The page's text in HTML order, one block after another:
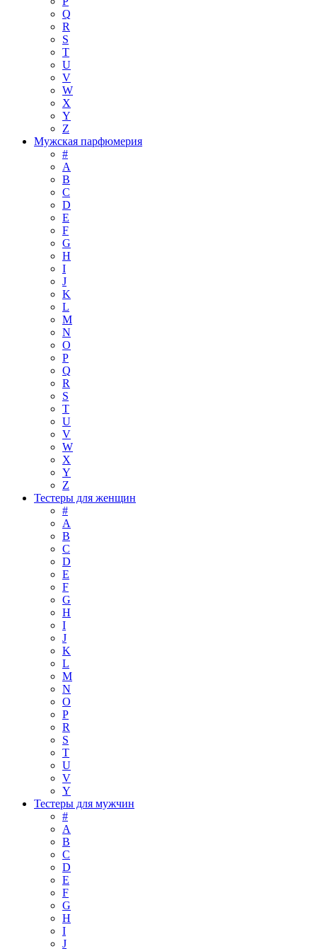
Q
R
S
T
U
V
W
X
Y
Z
Мужская парфюмерия
#
A
B
C
D
E
F
G
H
I
J
K
L
M
N
O
P
Q
R
S
T
U
V
W
X
Y
Z
Тестеры для женщин
#
A
B
C
D
E
F
G
H
I
J
K
L
M
N
O
P
R
S
T
U
V
Y
Тестеры для мужчин
#
A
B
C
D
E
F
G
H
I
J